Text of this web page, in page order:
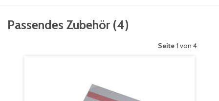
Passendes Zubehör (4)
Seite 1 von 4